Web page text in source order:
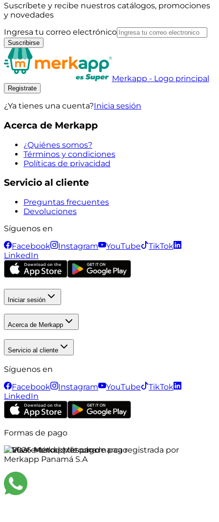
Suscríbete y recibe nuestros catálogos, promociones
y novedades
Ingresa tu correo electrónico
Suscribirse
Merkapp - Logo principal
Registrate
¿Ya tienes una cuenta?Inicia sesión
Acerca de Merkapp
¿Quiénes somos?
Términos y condiciones
Políticas de privacidad
Servicio al cliente
Preguntas frecuentes
Devoluciones
Síguenos en
Facebook
Instagram YouTube
TikTok
LinkedIn
Iniciar sesión
Acerca de Merkapp
Servicio al cliente
Síguenos en
Facebook
Instagram YouTube
TikTok
LinkedIn
Formas de pago
©2026Merkapp es una marca registrada por
Merkapp Panamá S.A